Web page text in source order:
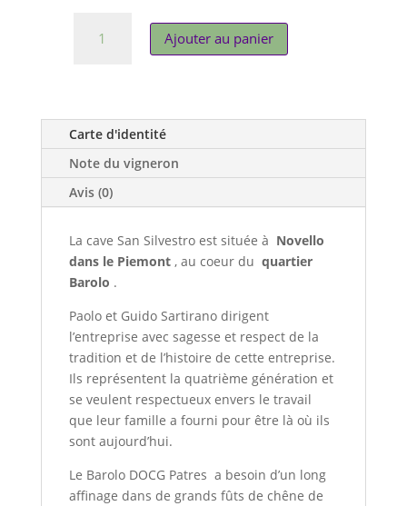
Ajouter au panier
Carte d'identité
Note du vigneron
Avis (0)
La cave San Silvestro est située à Novello
dans le Piemont, au coeur du quartier
Barolo .
Paolo et Guido Sartirano dirigent
l’entreprise avec sagesse et respect de la
tradition et de l’histoire de cette entreprise.
Ils représentent la quatrième génération et
se veulent respectueux envers le travail
que leur famille a fourni pour être là où ils
sont aujourd’hui.
Le Barolo DOCG Patres a besoin d’un long
affinage dans de grands fûts de chêne de